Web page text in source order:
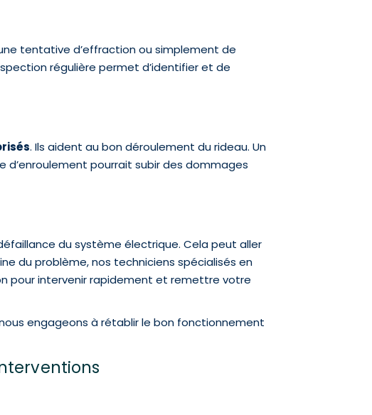
tentative d’effraction ou simplement de
régulière permet d’identifier et de
. Ils aident au bon déroulement du rideau. Un
pourrait subir des dommages
du système électrique. Cela peut aller
du problème, nos techniciens spécialisés en
pour intervenir rapidement et remettre votre
engageons à rétablir le bon fonctionnement